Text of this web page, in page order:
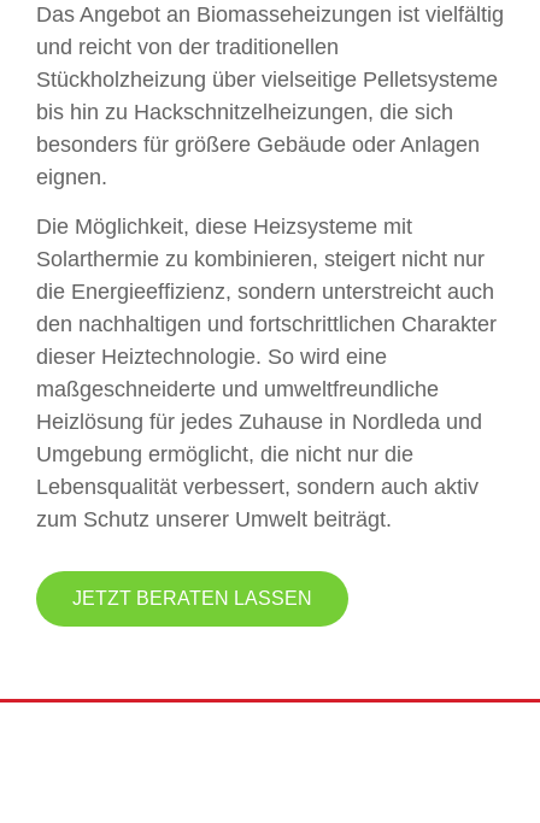
Das Angebot an Biomasseheizungen ist vielfältig
und reicht von der traditionellen
Stückholzheizung über vielseitige Pelletsysteme
bis hin zu Hackschnitzelheizungen, die sich
besonders für größere Gebäude oder Anlagen
eignen.
Die Möglichkeit, diese Heizsysteme mit
Solarthermie zu kombinieren, steigert nicht nur
die Energieeffizienz, sondern unterstreicht auch
den nachhaltigen und fortschrittlichen Charakter
dieser Heiztechnologie. So wird eine
maßgeschneiderte und umweltfreundliche
Heizlösung für jedes Zuhause in Nordleda und
Umgebung ermöglicht, die nicht nur die
Lebensqualität verbessert, sondern auch aktiv
zum Schutz unserer Umwelt beiträgt.
JETZT BERATEN LASSEN